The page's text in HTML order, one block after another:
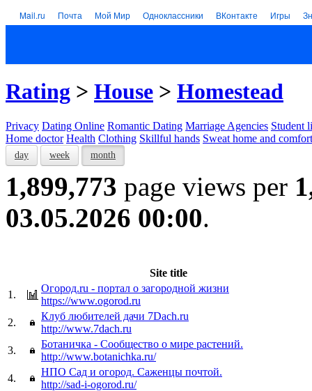
Mail.ru Почта Мой Мир Одноклассники ВКонтакте Игры
Rating > House > Homestead
Privacy Dating Online Romantic Dating Marriage Agencies Student
Home doctor Health Clothing Skillful hands Sweat home and comfort
day week month
1,899,773 page views per
03.05.2026 00:00.
Site title
1.
Огород.ru - портал о загородной жизни
https://www.ogorod.ru
2.
Клуб любителей дачи 7Dach.ru
http://www.7dach.ru
3.
Ботаничка - Сообщество о мире растений.
http://www.botanichka.ru/
4.
НПО Сад и огород. Саженцы почтой.
http://sad-i-ogorod.ru/